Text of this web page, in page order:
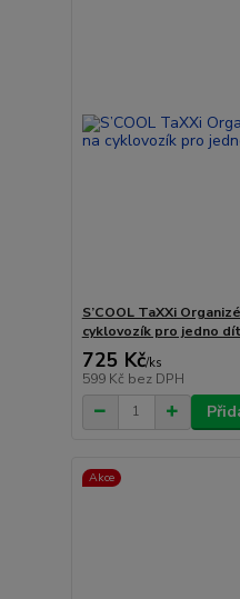
S’COOL TaXXi
cyklovozík pro jedno
725 Kč/ks
599 Kč bez DPH
Akce